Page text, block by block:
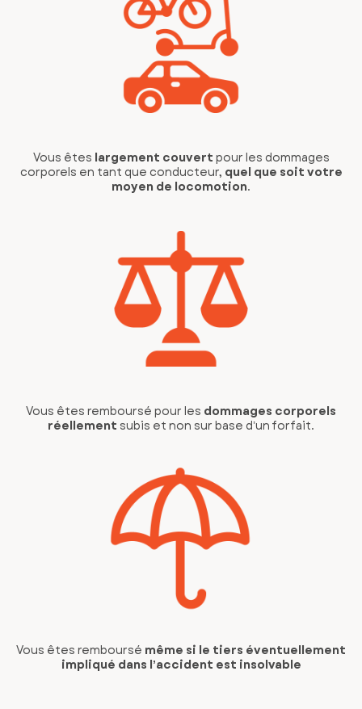
Vous êtes largement couvert pour les dommages
corporels en tant que conducteur, quel que soit votre
moyen de locomotion.
Vous êtes remboursé pour les dommages corporels
réellement subis et non sur base d’un forfait.
Vous êtes remboursé même si le tiers éventuellement
impliqué dans l’accident est insolvable